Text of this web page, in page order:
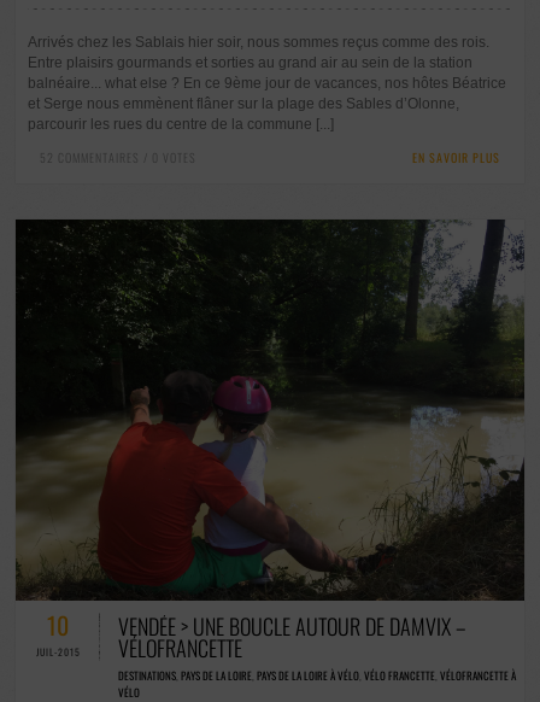
Arrivés chez les Sablais hier soir, nous sommes reçus comme des rois.
Entre plaisirs gourmands et sorties au grand air au sein de la station
balnéaire... what else ? En ce 9ème jour de vacances, nos hôtes Béatrice
et Serge nous emmènent flâner sur la plage des Sables d’Olonne,
parcourir les rues du centre de la commune [...]
52 COMMENTAIRES / 0 VOTES EN SAVOIR PLUS
2 COMMENTAIRES / 0 VOTES
10
JUIL-2015
VENDÉE > UNE BOUCLE AUTOUR DE DAMVIX –
VÉLOFRANCETTE
DESTINATIONS,PAYS DE LA LOIRE,PAYS DE LA LOIRE À VÉLO,VÉLO FRANCETTE,VÉLOFRANCETTE À
VÉLO